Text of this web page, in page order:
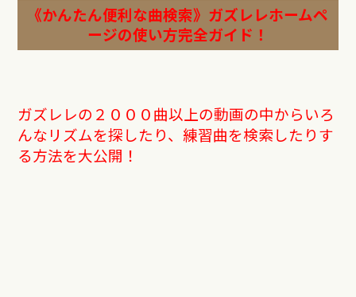
《かんたん便利な曲検索》 ガズレレホームペ
ージの使い方完全ガイド！
ガズレレの２０００曲以上の動画の中からいろ
んなリズムを探したり、練習曲を検索したりす
る方法を大公開！